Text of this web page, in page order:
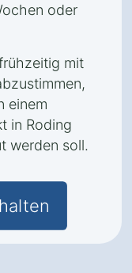
oder
mit
einem
in Roding
werden soll.